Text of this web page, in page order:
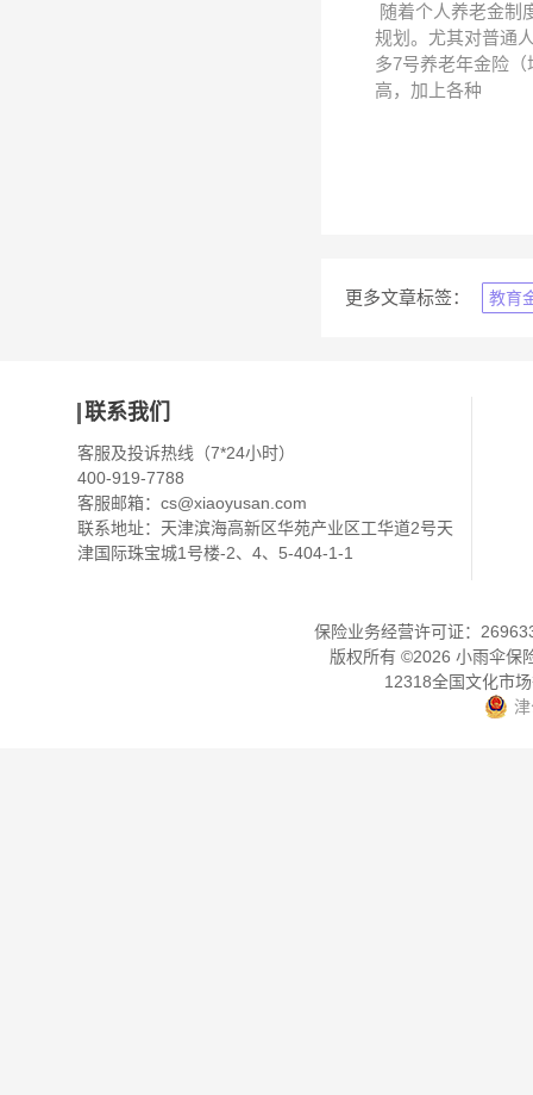
随着个人养老金制
规划。尤其对普通
多7号养老年金险
高，加上各种
更多文章标签： 教育
联系我们
客服及投诉热线（7*24小时）
400-919-7788
客服邮箱： cs@xiaoyusan.com
联系地址：天津滨海高新区华苑产业区工华道2号天
津国际珠宝城1号楼-2、4、5-404-1-1
保险业务经营许可证：
版权所有 ©2026 小雨伞保
12318全国文化市